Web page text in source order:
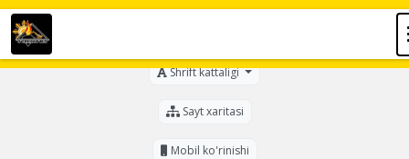
Shrift kattaligi
Sayt xaritasi
Mobil ko'rinishi